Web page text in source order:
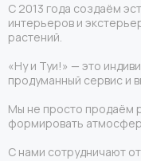
С 2013 года создаём
интерьеров и
растений.
«Ну и Туи!» — это
продуманный сервис и
Мы не просто продаём
формировать
С нами сотрудничают